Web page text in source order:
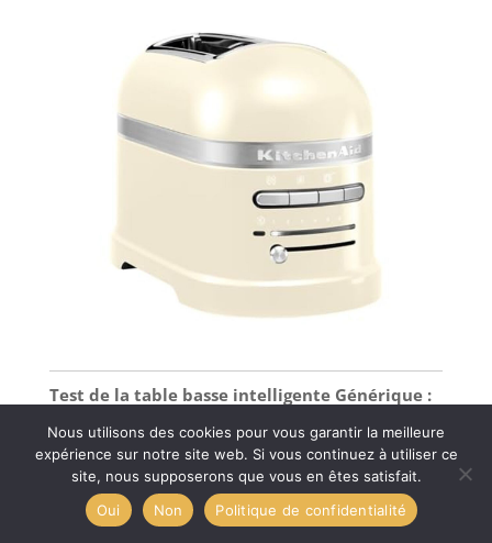
Test de la table basse intelligente Générique :
Nous utilisons des cookies pour vous garantir la meilleure
expérience sur notre site web. Si vous continuez à utiliser ce
site, nous supposerons que vous en êtes satisfait.
Oui
Non Politique de confidentialité